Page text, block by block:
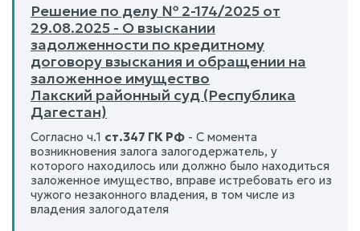
Решение по делу № 2-174/2025 от
29.08.2025 - О взыскании
задолженности по кредитному
договору взыскания и обращении на
заложенное имущество
Лакский районный суд (Республика
Дагестан)
Согласно ч.1 ст.347 ГК РФ - С момента
возникновения залога залогодержатель, у
которого находилось или должно было находиться
заложенное имущество, вправе истребовать его из
чужого незаконного владения, в том числе из
владения залогодателя